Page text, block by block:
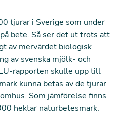
tjurar i Sverige som under
bete. Så ser det uttrots att
av mervärdet biologisk
av svenska mjölk- och
rapporten skulle upp till
kunna betas av de tjurar
Som jämförelse finns
hektar naturbetesmark.